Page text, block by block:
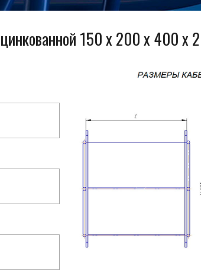
150 x 200 x 400 x